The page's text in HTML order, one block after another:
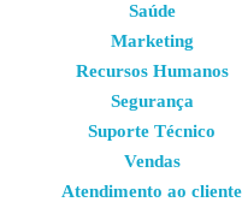
Saúde
Marketing
Recursos Humanos
Segurança
Suporte Técnico
Vendas
Atendimento ao cliente